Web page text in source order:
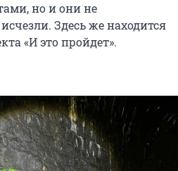
но и они не
Здесь же находится
«И это пройдет».